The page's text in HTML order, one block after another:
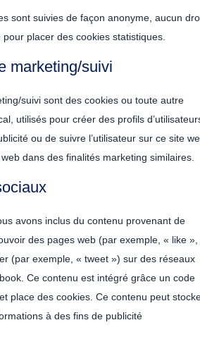
sont suivies de façon anonyme, aucun
pour placer des cookies statistiques.
marketing/suivi
suivi sont des cookies ou toute autre
utilisés pour créer des profils
ou de suivre l’utilisateur sur ce site
dans des finalités marketing similaires.
avons inclus du contenu provenant de
des pages web (par exemple, « like »,
(par exemple, « tweet ») sur des réseaux
Ce contenu est intégré grâce un code
place des cookies. Ce contenu peut
à des fins de publicité